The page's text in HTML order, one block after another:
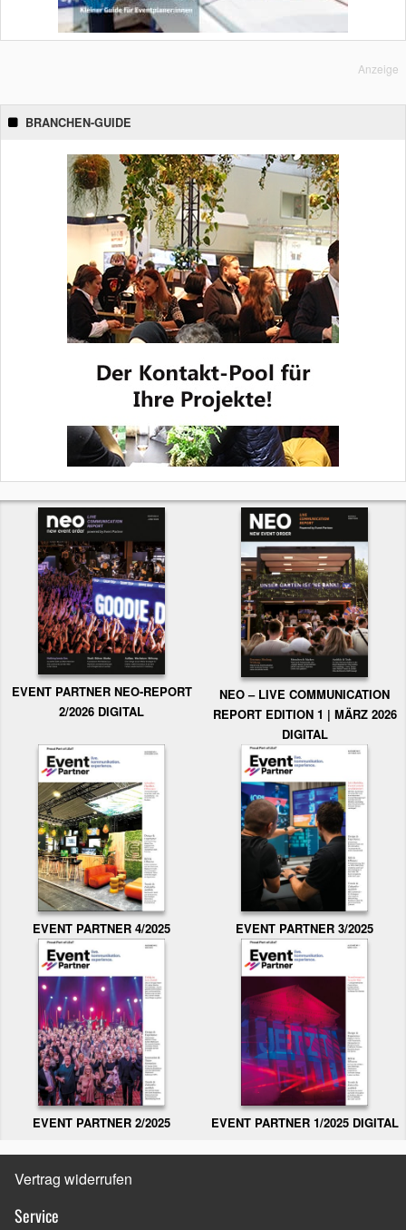
Anzeige
BRANCHEN-GUIDE
EVENT PARTNER NEO-REPORT
2/2026 DIGITAL
NEO – LIVE COMMUNICATION
REPORT EDITION 1 | MÄRZ 2026
DIGITAL
EVENT PARTNER 4/2025 EVENT PARTNER 3/2025
EVENT PARTNER 2/2025 EVENT PARTNER 1/2025 DIGITAL
Vertrag widerrufen
Service